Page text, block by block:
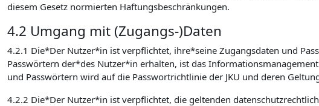
diesem Gesetz normierten Haftungsbeschränkungen.
4.2 Umgang mit (Zugangs-)Daten
4.2.1 Die*Der Nutzer*in ist verpflichtet, ihre*seine Zugangsdaten und
Passwörtern der*des Nutzer*in erhalten, ist das
und Passwörtern wird auf die Passwortrichtlinie der JKU und deren
4.2.2 Die*Der Nutzer*in ist verpflichtet, die geltenden